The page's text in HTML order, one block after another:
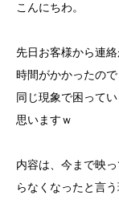
こんにちわ。
先日お客様から連
時間がかかったので
同じ現象で困って
思いますｗ
内容は、今まで映
らなくなったと言う